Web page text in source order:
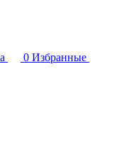
0 Избранные